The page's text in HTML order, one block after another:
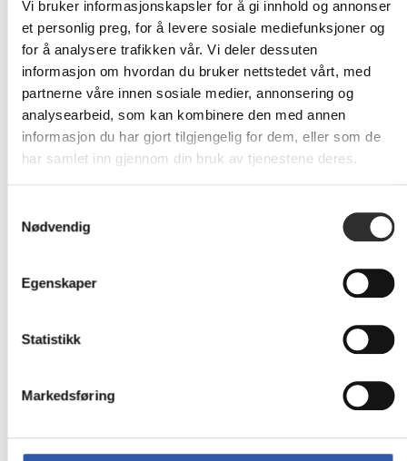
Vi bruker informasjonskapsler for å gi innhold og annonser
et personlig preg, for å levere sosiale mediefunksjoner og
for å analysere trafikken vår. Vi deler dessuten
informasjon om hvordan du bruker nettstedet vårt, med
partnerne våre innen sosiale medier, annonsering og
analysearbeid, som kan kombinere den med annen
informasjon du har gjort tilgjengelig for dem, eller som de
har samlet inn gjennom din bruk av tjenestene deres.
Nødvendig
Egenskaper
Statistikk
Markedsføring
IT-sikkerhet
IT-tjenester &
Hardware
Telefoni
Finansiering Bærekraft